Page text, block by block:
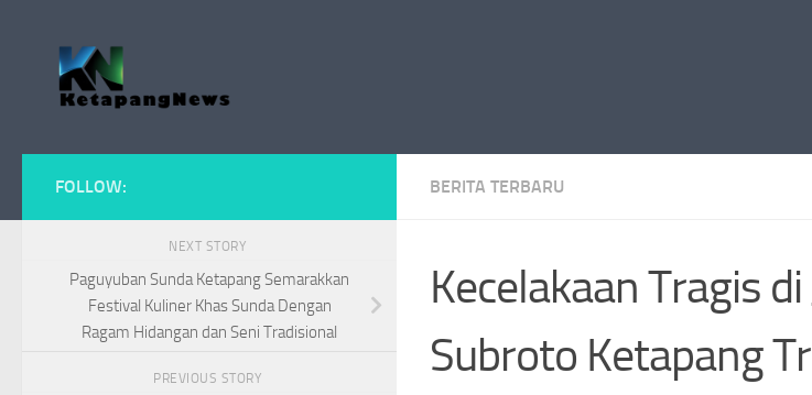
BERITA TERBARU
Kecelakaan Tragis
Subroto Ketapang
FOLLOW:
NEXT STORY
Paguyuban Sunda Ketapang Semarakkan
Festival Kuliner Khas Sunda Dengan
Ragam Hidangan dan Seni Tradisional
PREVIOUS STORY